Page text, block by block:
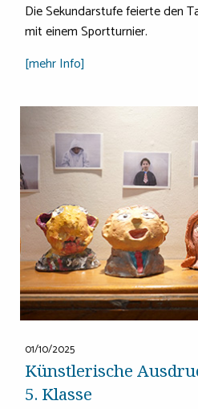
Die Sekundarstufe feierte den
mit einem Sportturnier.
[mehr Info]
01/10/2025
Künstlerische
5. Klasse